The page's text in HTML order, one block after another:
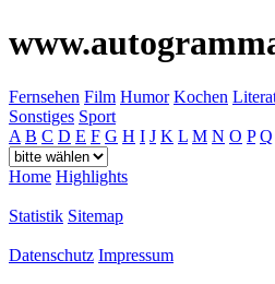
Fernsehen Film Humor Kochen
Sonstiges Sport
A B C D E F G H I J K L M N O P Q
Home Highlights
Statistik Sitemap
Datenschutz Impressum